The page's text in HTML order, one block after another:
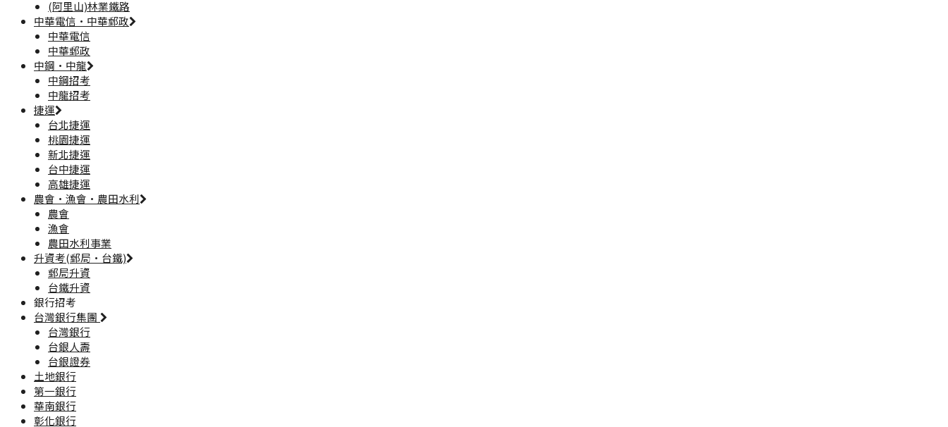
(阿里山)林業鐵路
中華電信·中華郵政
中華電信
中華郵政
中鋼·中龍
中鋼招考
中龍招考
捷運
台北捷運
桃園捷運
新北捷運
台中捷運
高雄捷運
農會·漁會·農田水利
農會
漁會
農田水利事業
升資考(郵局·台鐵)
郵局升資
台鐵升資
銀行招考
台灣銀行集團
台灣銀行
台銀人壽
台銀證券
土地銀行
第一銀行
華南銀行
彰化銀行